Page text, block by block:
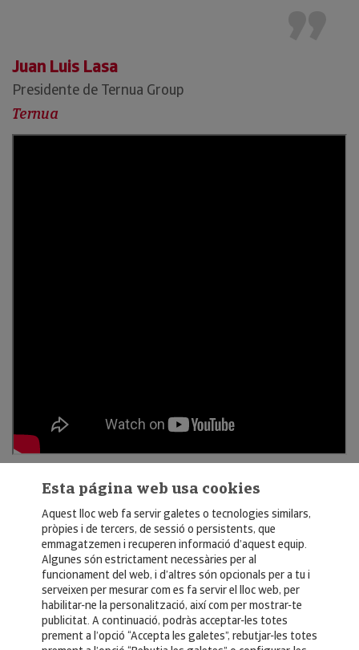
Juan Luis Lasa
Presidente de Ternua Group
Ternua
© Copyright 2026, Crédito y Caución
Aviso Legal
Política de Privacidad
Esta página web usa cookies
Aquest lloc web fa servir galetes o tecnologies similars,
pròpies i de tercers, de sessió o persistents, que
emmagatzemen i recuperen informació d’aquest equip.
Algunes són estrictament necessàries per al
funcionament del web, i d’altres són opcionals per a tu i
serveixen per mesurar com es fa servir el lloc web, per
habilitar-ne la personalització, així com per mostrar-te
publicitat. A continuació, podràs acceptar-les totes
prement a l’opció “Accepta les galetes”, rebutjar-les totes